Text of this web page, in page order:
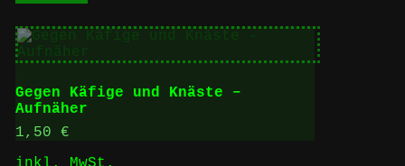
Gegen Käfige und Knäste –
Aufnäher
1,50 €